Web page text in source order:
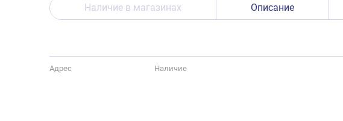
Наличие в магазинах Описание
Адрес Наличие